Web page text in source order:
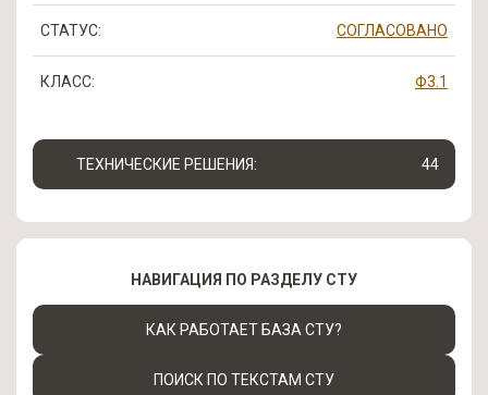
СТАТУС: СОГЛАСОВАНО
КЛАСС: Ф3.1
ТЕХНИЧЕСКИЕ РЕШЕНИЯ: 44
НАВИГАЦИЯ ПО РАЗДЕЛУ СТУ
КАК РАБОТАЕТ БАЗА СТУ?
ПОИСК ПО ТЕКСТАМ СТУ